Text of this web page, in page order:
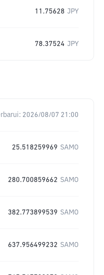
11.75628 JPY
78.37524 JPY
2026/08/07 21:00
25.518259969 SAMO
280.700859662 SAMO
382.773899539 SAMO
637.956499232 SAMO